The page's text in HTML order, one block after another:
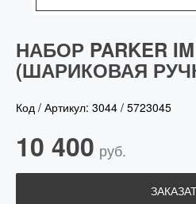
НАБОР PARKER
(ШАРИКОВАЯ
Код / Артикул: 3044 / 5723045
10 400 руб.